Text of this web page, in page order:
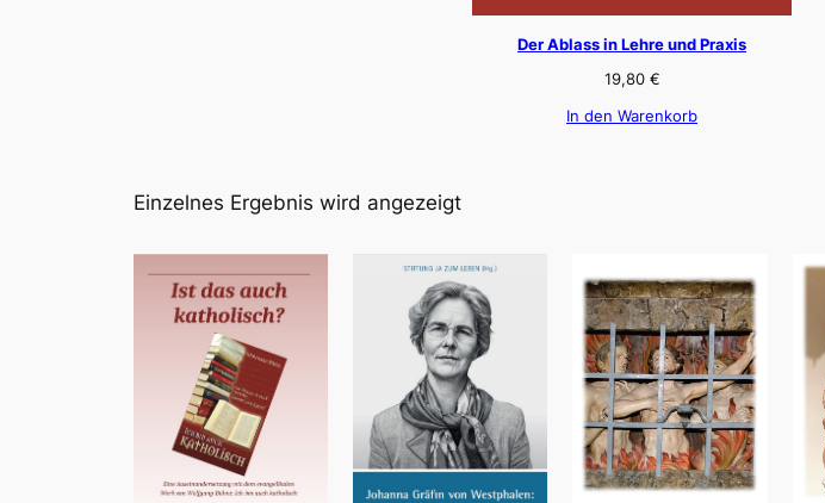
Der Ablass in Lehre und Praxis
19,80 €
In den Warenkorb
Einzelnes Ergebnis wird angezeigt